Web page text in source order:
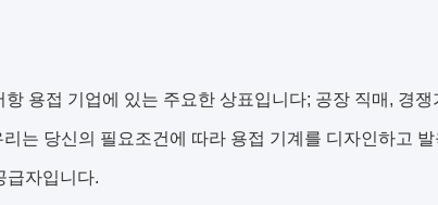
용접 기업에 있는 주요한 상표입니다; 공장 직매, 경쟁
는 당신의 필요조건에 따라 용접 기계를 디자인하고
급자입니다.